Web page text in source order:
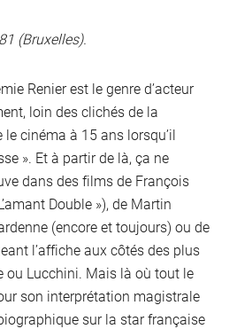
(Bruxelles).
Renier est le genre d’acteur
loin des clichés de la
cinéma à 15 ans lorsqu’il
». Et à partir de là, ça ne
dans des films de François
Double »), de Martin
(encore et toujours) ou de
l’affiche aux côtés des plus
ou Lucchini. Mais là où tout le
son interprétation magistrale
sur la star française